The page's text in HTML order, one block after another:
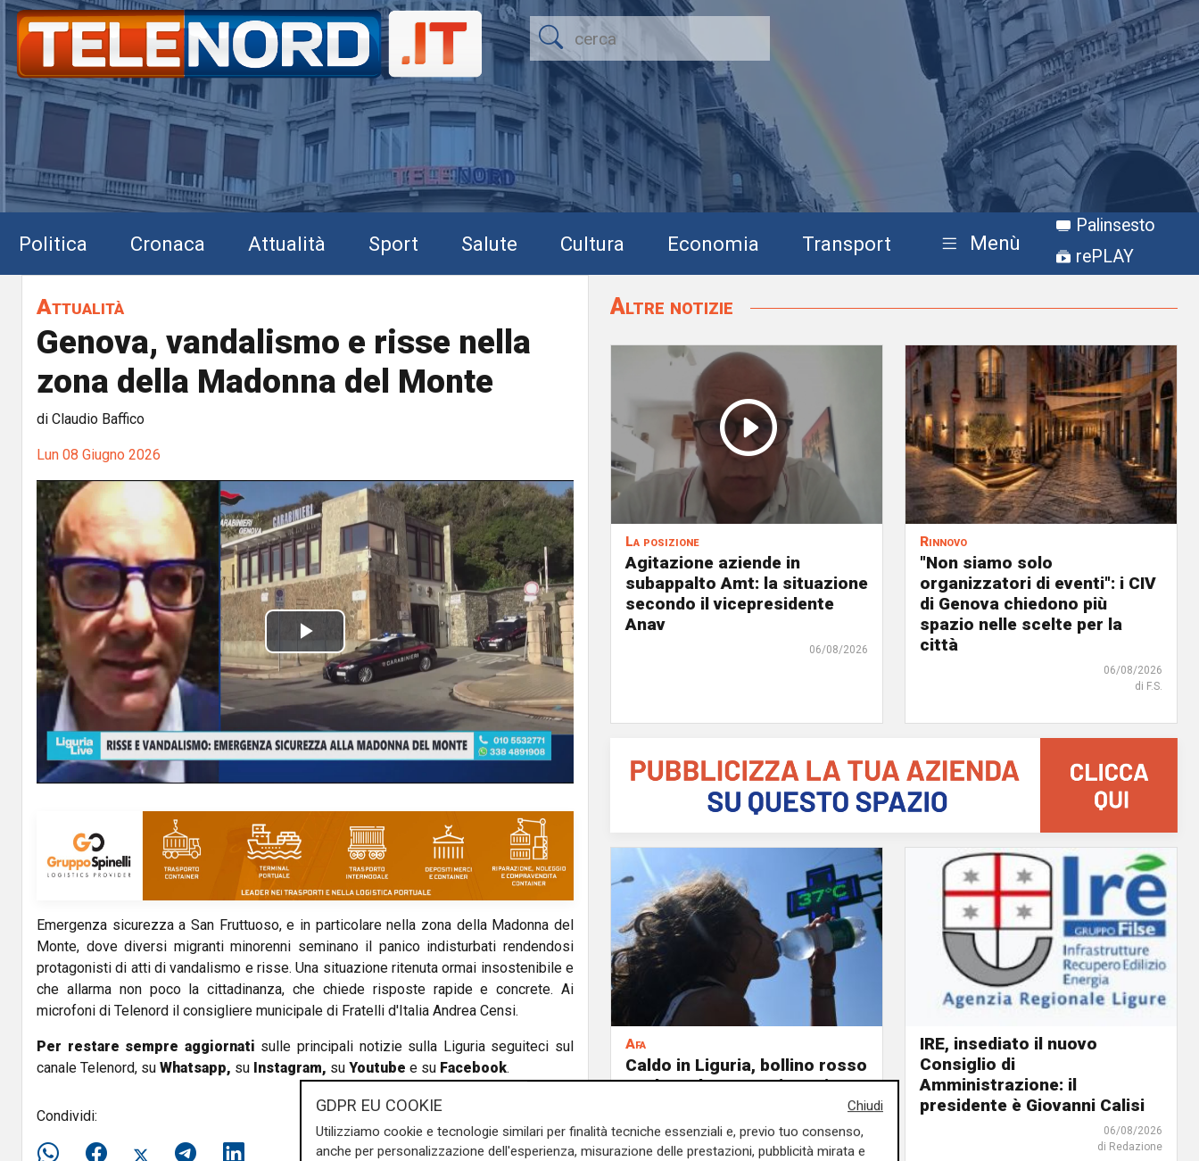
Politica Cronaca Attualità Sport Salute Cultura Economia Transport Menù
Palinsesto
rePLAY
Attualità
Genova, vandalismo e risse nella
zona della Madonna del Monte
di Claudio Baffico
Lun 08 Giugno 2026
P
l
a
V
d
e
o
Emergenza sicurezza a San Fruttuoso, e in particolare nella zona della Madonna del
Monte, dove diversi migranti minorenni seminano il panico indisturbati rendendosi
protagonisti di atti di vandalismo e risse. Una situazione ritenuta ormai insostenibile e
che allarma non poco la cittadinanza, che chiede risposte rapide e concrete. Ai
microfoni di Telenord il consigliere municipale di Fratelli d'Italia Andrea Censi.
Per restare sempre aggiornati sulle principali notizie sulla Liguria seguiteci sul
canale Telenord, su Whatsapp, su Instagram, su Youtube e su Facebook.
Condividi:
Altre notizie
La posizione
Agitazione aziende in
subappalto Amt: la situazione
secondo il vicepresidente
Anav
06/08/2026
Rinnovo
"Non siamo solo
organizzatori di eventi": i CIV
di Genova chiedono più
spazio nelle scelte per la
città
06/08/2026
di F.S.
Afa
Caldo in Liguria, bollino rosso
anche sabato: settimo giorno
06/08/2026
di F.S.
IRE, insediato il nuovo
Consiglio di
Amministrazione: il
presidente è Giovanni Calisi
06/08/2026
di Redazione
Chiudi
GDPR EU COOKIE
Utilizziamo cookie e tecnologie similari per finalità tecniche essenziali e, previo tuo consenso,
anche per personalizzazione dell'esperienza, misurazione delle prestazioni, pubblicità mirata e